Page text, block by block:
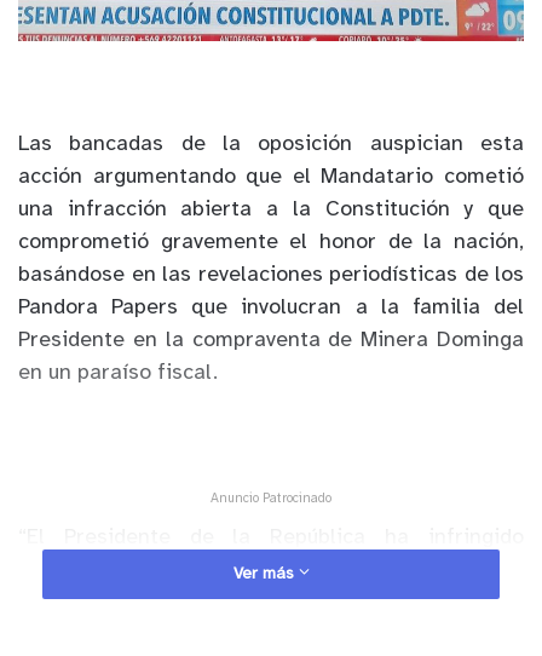
Las bancadas de la oposición auspician esta
acción argumentando que el Mandatario cometió
una infracción abierta a la Constitución y que
comprometió gravemente el honor de la nación,
basándose en las revelaciones periodísticas de los
Pandora Papers que involucran a la familia del
Presidente en la compraventa de Minera Dominga
en un paraíso fiscal.
Anuncio Patrocinado
abiertamente la Constitución en su principio de
probidad y ha comprometido gravemente el honor
Ver más